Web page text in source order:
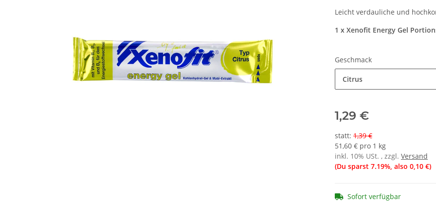
Leicht verdauliche und
1 x Xenofit Energy Gel
Geschmack
Citrus
1,29 €
statt: 1,39 €
51,60 € pro 1 kg
inkl. 10% USt. , zzgl. Versand
(Du sparst 7.19%, also 0,10 €)
Sofort verfügbar